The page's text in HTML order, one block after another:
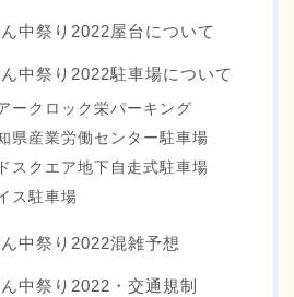
中祭り2022屋台について
中祭り2022駐車場について
ークロック栄パーキング
県産業労働センター駐車場
スクエア地下自走式駐車場
ス駐車場
中祭り2022混雑予想
中祭り2022・交通規制